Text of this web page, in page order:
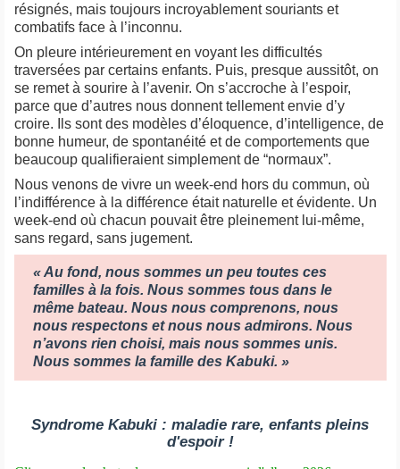
résignés, mais toujours incroyablement souriants et
combatifs face à l’inconnu.
On pleure intérieurement en voyant les difficultés
traversées par certains enfants. Puis, presque aussitôt, on
se remet à sourire à l’avenir. On s’accroche à l’espoir,
parce que d’autres nous donnent tellement envie d’y
croire. Ils sont des modèles d’éloquence, d’intelligence, de
bonne humeur, de spontanéité et de comportements que
beaucoup qualifieraient simplement de “normaux”.
Nous venons de vivre un week-end hors du commun, où
l’indifférence à la différence était naturelle et évidente. Un
week-end où chacun pouvait être pleinement lui-même,
sans regard, sans jugement.
« Au fond, nous sommes un peu toutes ces
familles à la fois. Nous sommes tous dans le
même bateau. Nous nous comprenons, nous
nous respectons et nous nous admirons. Nous
n’avons rien choisi, mais nous sommes unis.
Nous sommes la famille des Kabuki. »
Syndrome Kabuki : maladie rare, enfants pleins
d'espoir !